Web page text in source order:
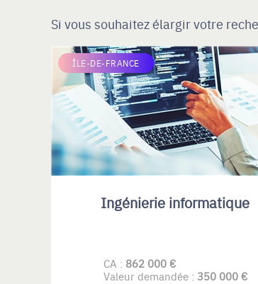
Si vous souhaitez élargir votre
ÎLE-DE-FRANCE
Ingénierie informatique
CA : 862 000 €
Valeur demandée : 350 000 €